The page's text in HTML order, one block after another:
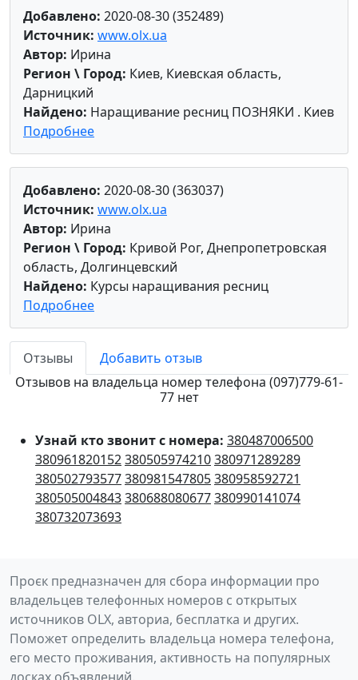
Добавлено: 2020-08-30 (352489)
Источник: www.olx.ua
Автор: Ирина
Регион \ Город: Киев, Киевская область,
Дарницкий
Найдено: Наращивание ресниц ПОЗНЯКИ . Киев
Подробнее
Добавлено: 2020-08-30 (363037)
Источник: www.olx.ua
Автор: Ирина
Регион \ Город: Кривой Рог, Днепропетровская
область, Долгинцевский
Найдено: Курсы наращивания ресниц
Подробнее
Отзывы
Добавить отзыв
Отзывов на владельца номер телефона (097)779-61-
77 нет
Узнай кто звонит с номера: 380487006500
380961820152380505974210380971289289
380502793577380981547805380958592721
380505004843380688080677380990141074
380732073693
Проєк предназначен для сбора информации про
владельцев телефонных номеров с открытых
источников OLX, авториа, бесплатка и других.
Поможет определить владельца номера телефона,
его место проживания, активность на популярных